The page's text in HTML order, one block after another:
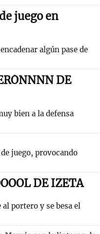
juego en
algún pase de
DE
bien a la defensa
juego, provocando
DE IZETA
portero y se besa el